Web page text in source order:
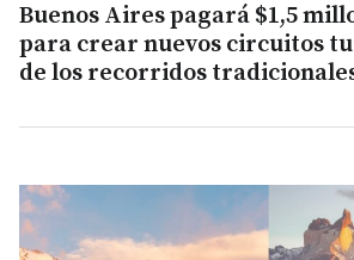
Buenos Aires pagará $1,5
para crear nuevos circuitos
de los recorridos